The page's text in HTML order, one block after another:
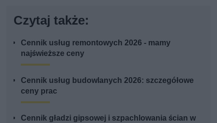
Czytaj także:
Cennik usług remontowych 2026 - mamy
najświeższe ceny
Cennik usług budowlanych 2026: szczegółowe
ceny prac
Cennik gładzi gipsowej i szpachlowania ścian w